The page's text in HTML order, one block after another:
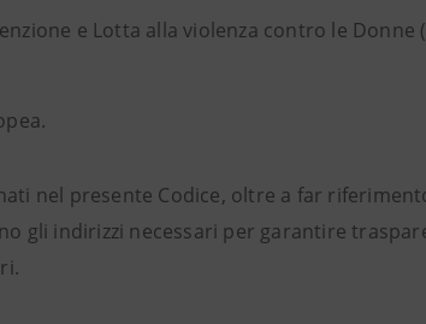
e Lotta alla violenza contro le Donne
nel presente Codice, oltre a far
gli indirizzi necessari per garantire